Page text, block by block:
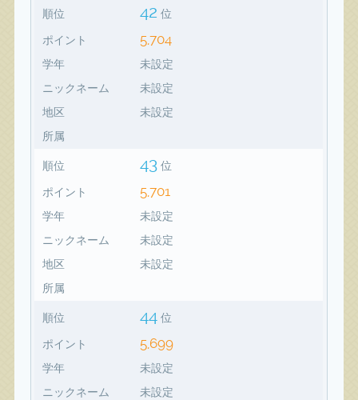
順位 42 位
ポイント 5,704
学年
未設定
ニックネーム
未設定
地区
未設定
所属
順位 43 位
ポイント 5,701
学年
未設定
ニックネーム
未設定
地区
未設定
所属
順位 44 位
ポイント 5,699
学年
未設定
ニックネーム
未設定